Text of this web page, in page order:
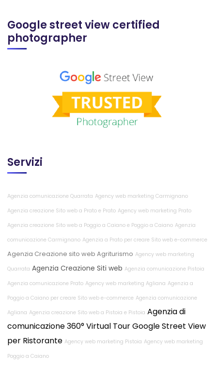
Google street view certified
photographer
Servizi
Agenzia comunicazione Quarrata Agency web marketing Carmignano
Agenzia creazione Sito web a Prato e Prato Agency web marketing Prato
Agenzia creazione Sito web a Poggio a Caiano e Poggio a Caiano Agenzia
comunicazione Carmignano Agenzia a Prato per creare Sito web e-commerce
Agenzia Creazione sito web Agriturismo Agency web marketing
Quarrata Agenzia Creazione Siti web Agenzia comunicazione Pistoia
Agenzia comunicazione Prato Agency web marketing Agliana Agenzia a
Poggio a Caiano per creare Sito web e-commerce Agenzia comunicazione
Agliana Agenzia creazione Sito web a Pistoia e Pistoia Agenzia di
comunicazione360° Virtual Tour Google Street View
per Ristorante Agency web marketing Pistoia Agency web marketing
Poggio a Caiano